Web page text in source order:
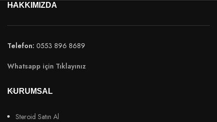
HAKKIMIZDA
Telefon: 0553 896 8689
Whatsapp için Tıklayınız
KURUMSAL
Steroid Satın Al